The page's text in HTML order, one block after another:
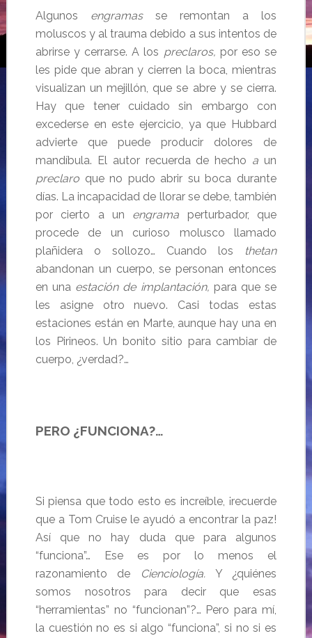
Algunos engramas se remontan a los
moluscos y al trauma debido a sus intentos de
abrirse y cerrarse. A los preclaros, por eso se
les pide que abran y cierren la boca, mientras
visualizan un mejillón, que se abre y se cierra.
Hay que tener cuidado sin embargo con
excederse en este ejercicio, ya que Hubbard
advierte que puede producir dolores de
mandíbula. El autor recuerda de hecho a un
preclaro que no pudo abrir su boca durante
días. La incapacidad de llorar se debe, también
por cierto a un engrama perturbador, que
procede de un curioso molusco llamado
plañidera o sollozo… Cuando los
thetan
abandonan un cuerpo, se personan entonces
en una estación de implantación, para que se
les asigne otro nuevo. Casi todas estas
estaciones están en Marte, aunque hay una en
los Pirineos. Un bonito sitio para cambiar de
cuerpo, ¿verdad?…
PERO ¿FUNCIONA?…
Si piensa que todo esto es increíble, ¡recuerde
que a Tom Cruise le ayudó a encontrar la paz!
Así que no hay duda que para algunos
“funciona”… Ese es por lo menos el
razonamiento de
Cienciología. Y ¿quiénes
somos nosotros para decir que esas
“herramientas” no “funcionan”?… Pero para mí,
la cuestión no es si algo “funciona”, si no si es